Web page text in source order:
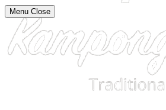
Menu Close